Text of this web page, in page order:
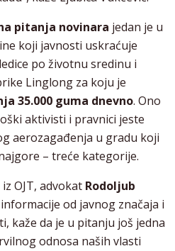
pitanja novinara jedan je u
koji javnosti uskraćuje
po životnu sredinu i
Linglong za koju je
35.000 guma dnevno. Ono
aktivisti i pravnici jeste
aerozagađenja u gradu koji
– treće kategorije.
OJT, advokat Rodoljub
od javnog značaja i
kaže da je u pitanju još jedna
odnosa naših vlasti